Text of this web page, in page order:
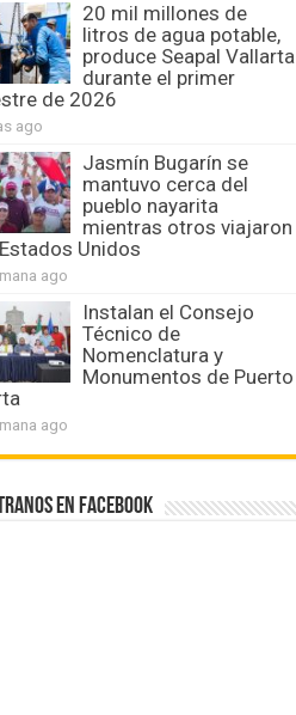
20 mil millones de
litros de agua potable,
produce Seapal Vallarta
durante el primer
de 2026
ago
Jasmín Bugarín se
mantuvo cerca del
pueblo nayarita
mientras otros viajaron
Unidos
ago
Instalan el Consejo
Técnico de
Nomenclatura y
Monumentos de Puerto
ago
en Facebook